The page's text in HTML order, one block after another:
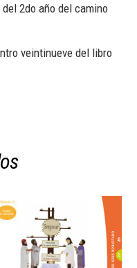
2do año del camino
veintinueve del libro